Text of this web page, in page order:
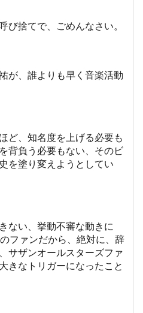
び捨てで、ごめんなさい。
が、誰よりも早く音楽活動
ど、知名度を上げる必要も
背負う必要もない、そのビ
を塗り変えようとしてい
ない、挙動不審な動きに
ファンだから、絶対に、辞
サザンオールスターズファ
きなトリガーになったこと